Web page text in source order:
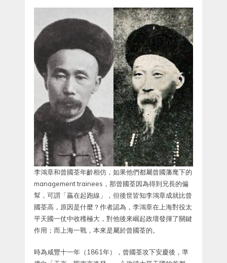
李鴻章和曾國荃年齡相仿，如果他們都屬曾國藩麾下的
management trainees，那曾國荃因為得到兄長的偏
幫，可謂「贏在起跑線」，但後世皆知李鴻章成就比曾
國荃高，原因是什麼？作者認為，李鴻章在上海對役太
平天國一仗中收穫極大，對他後來崛起政壇發揮了關鍵
作用；而上海一戰，本來是屬於曾國荃的。
時為咸豐十一年（1861年），曾國荃攻下安慶後，準